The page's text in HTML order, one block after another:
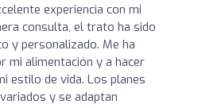
experiencia con mi
consulta, el trato ha sido
y personalizado. Me ha
mi alimentación y a hacer
estilo de vida. Los planes
y se adaptan